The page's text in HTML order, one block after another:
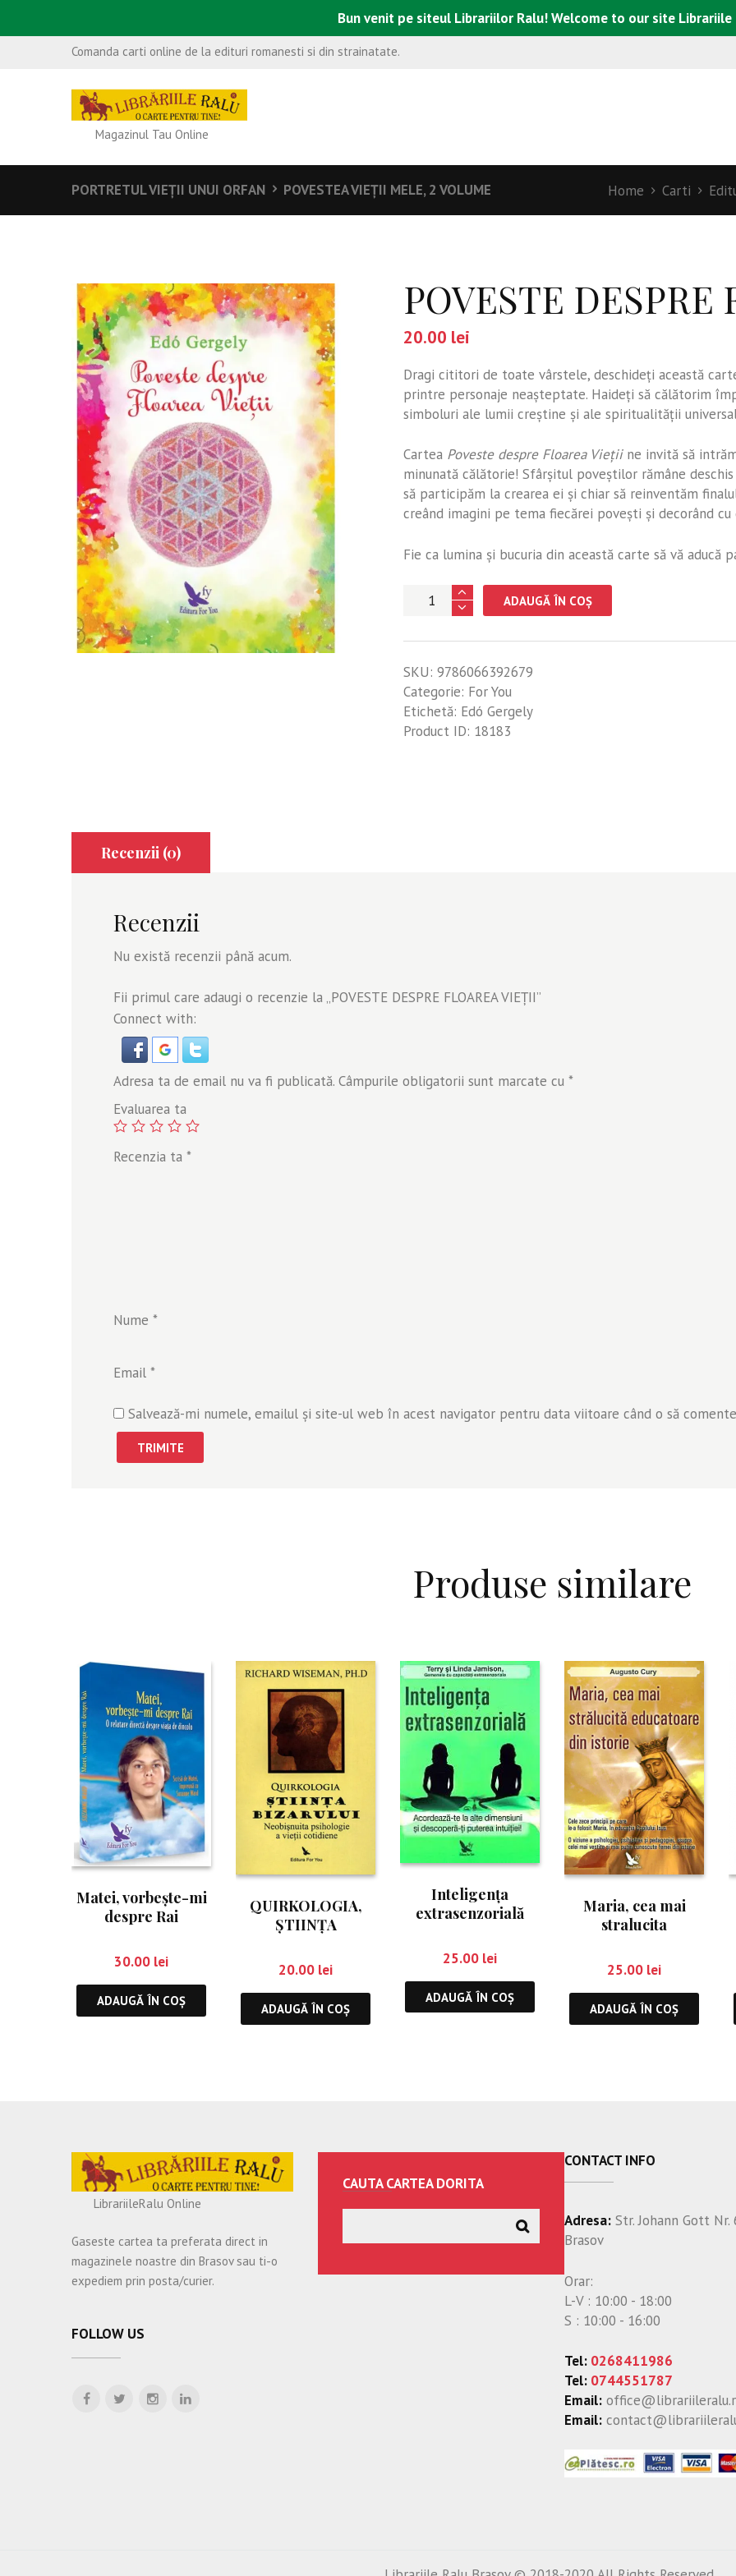
Bun venit pe siteul Librariilor Ralu! Welcome to our site Librariile
Comanda carti online de la edituri romanesti si din strainatate.
Magazinul Tau Online
PORTRETUL VIEȚII UNUI ORFAN POVESTEA VIEȚII MELE, 2 VOLUME Home Carti
POVESTE
20.00 lei
Dragi cititori de toate vârstele, deschideți această
printre personaje neașteptate. Haideți să călătorim
simboluri ale lumii creștine și ale spiritualității
Cartea Poveste despre Floarea Viețiine invită să
minunată călătorie! Sfârșitul poveștilor rămâne
să participăm la crearea ei și chiar să reinventăm
creând imagini pe tema fiecărei povești și decorând
Fie ca lumina și bucuria din această carte să vă aducă
Cantitate
POVESTE
VIEȚII
ADAUGĂ ÎN COȘ
SKU: 9786066392679
Categorie: For You
Etichetă: Edó Gergely
Product ID: 18183
Recenzii (0)
Recenzii
Nu există recenzii până acum.
Fii primul care adaugi o recenzie la „POVESTE DESPRE FLOAREA VIEȚII”
Connect with:
Adresa ta de email nu va fi publicată. Câmpurile obligatorii sunt marcate cu *
Evaluarea ta
Recenzia ta *
Nume *
Email *
Salvează-mi numele, emailul și site-ul web în acest navigator pentru data viitoare când o să
Produse similare
Matei, vorbește-mi
despre Rai
30.00 lei
ADAUGĂ ÎN COȘ
QUIRKOLOGIA,
ŞTIINŢA
20.00 lei
ADAUGĂ ÎN COȘ
Inteligenţa
extrasenzorială
25.00 lei
ADAUGĂ ÎN COȘ
Maria, cea mai
stralucita
istorie
25.00 lei
ADAUGĂ ÎN COȘ
LibrariileRalu Online
Gaseste cartea ta preferata direct in
magazinele noastre din Brasov sau ti-o
expediem prin posta/curier.
FOLLOW US
CAUTA CARTEA DORITA
CONTACT INFO
Adresa: Str. Johann Gott Nr.
Brasov
Orar:
L-V : 10:00 - 18:00
S : 10:00 - 16:00
Tel: 0268411986
Tel: 0744551787
Email:
Email: